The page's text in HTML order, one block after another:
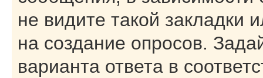
не видите такой
на создание опросов.
варианта ответа в